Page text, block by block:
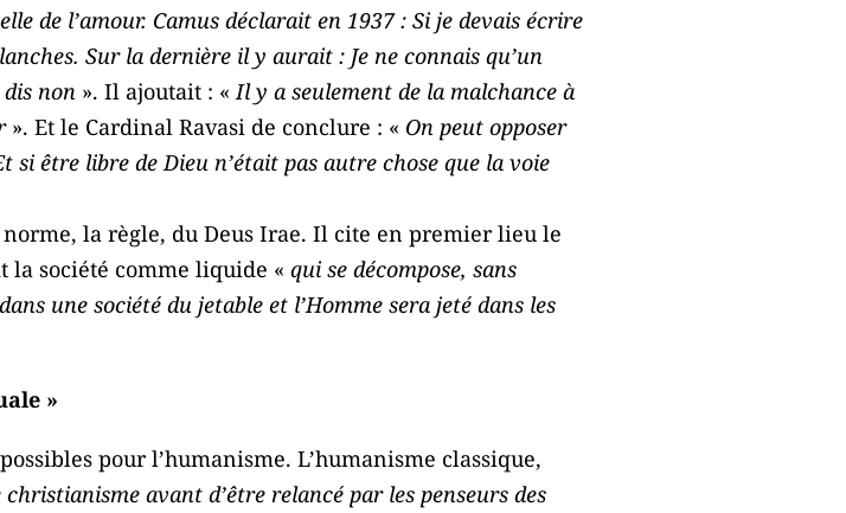
de l’amour. Camus déclarait en 1937 : Si je devais écrire
Sur la dernière il y aurait : Je ne connais qu’un
non ». Il ajoutait : « Il y a seulement de la malchance à
». Et le Cardinal Ravasi de conclure : « On peut opposer
être libre de Dieu n’était pas autre chose que la voie
la règle, du Deus Irae. Il cite en premier lieu le
la société comme liquide « qui se décompose, sans
une société du jetable et l’Homme sera jeté dans les
»
pour l’humanisme. L’humanisme classique,
avant d’être relancé par les penseurs des